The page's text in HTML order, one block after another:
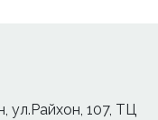
ул.Райхон, 107, ТЦ